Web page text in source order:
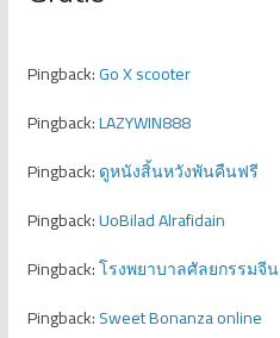
Pingback:Go X scooter
Pingback:LAZYWIN888
Pingback:ดูหนังสิ้นหวังพันคืนฟรี
Pingback:UoBilad Alrafidain
Pingback:โรงพยาบาลศัลยกรรมจีน
Pingback:Sweet Bonanza online